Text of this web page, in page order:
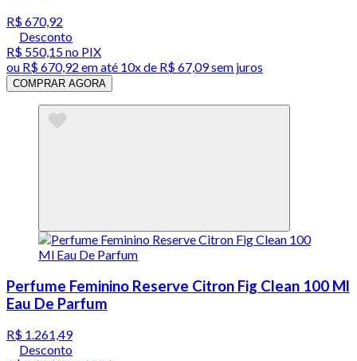
R$ 670,92
Desconto
R$ 550,15no PIX
ou R$ 670,92 em até 10x de R$ 67,09 sem juros
COMPRAR AGORA
Perfume Feminino Reserve Citron Fig Clean 100 Ml
Eau De Parfum
R$ 1.261,49
Desconto